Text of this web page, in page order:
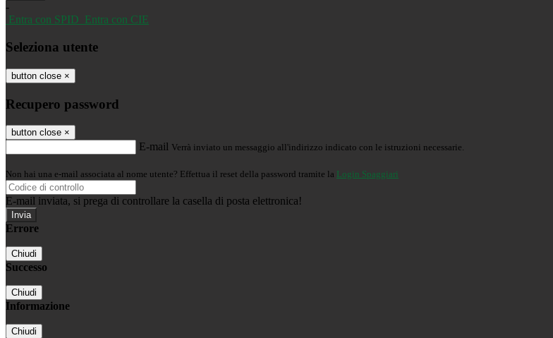
-
Entra con SPID Entra con CIE
Seleziona utente
button close ×
Recupero password
button close ×
E-mail Verrà inviato un messaggio all'indirizzo indicato con le istruzioni necessarie.
Non hai una e-mail associata al nome utente? Effettua il reset della password tramite la Login Spaggiari
E-mail inviata, si prega di controllare la casella di posta elettronica!
Errore
Chiudi
Successo
Chiudi
Informazione
Chiudi